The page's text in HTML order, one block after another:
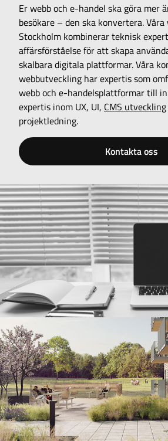
Er webb och e-handel ska göra mer
besökare – den ska konvertera.
Stockholm kombinerar teknisk
affärsförståelse för att skapa
skalbara digitala plattformar. Våra
webbutveckling har expertis som
webb och e-handelsplattformar till
expertis inom UX, UI, CMS utveckling
projektledning.
Kontakta oss